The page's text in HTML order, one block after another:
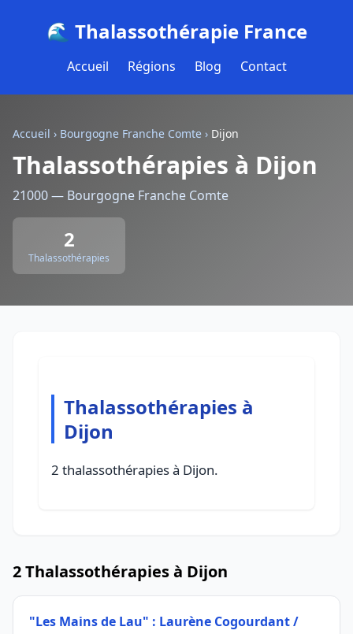
🌊 Thalassothérapie France
Accueil Régions Blog Contact
Accueil › Bourgogne Franche Comte › Dijon
Thalassothérapies à Dijon
21000 — Bourgogne Franche Comte
2
Thalassothérapies
Thalassothérapies à
Dijon
2 thalassothérapies à Dijon.
2 Thalassothérapies à Dijon
"Les Mains de Lau" : Laurène Cogourdant /